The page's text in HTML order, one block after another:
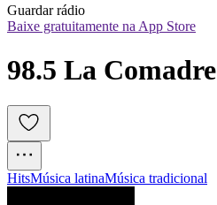
Guardar rádio
Baixe gratuitamente na App Store
98.5 La Comadre
HitsMúsica latinaMúsica tradicional